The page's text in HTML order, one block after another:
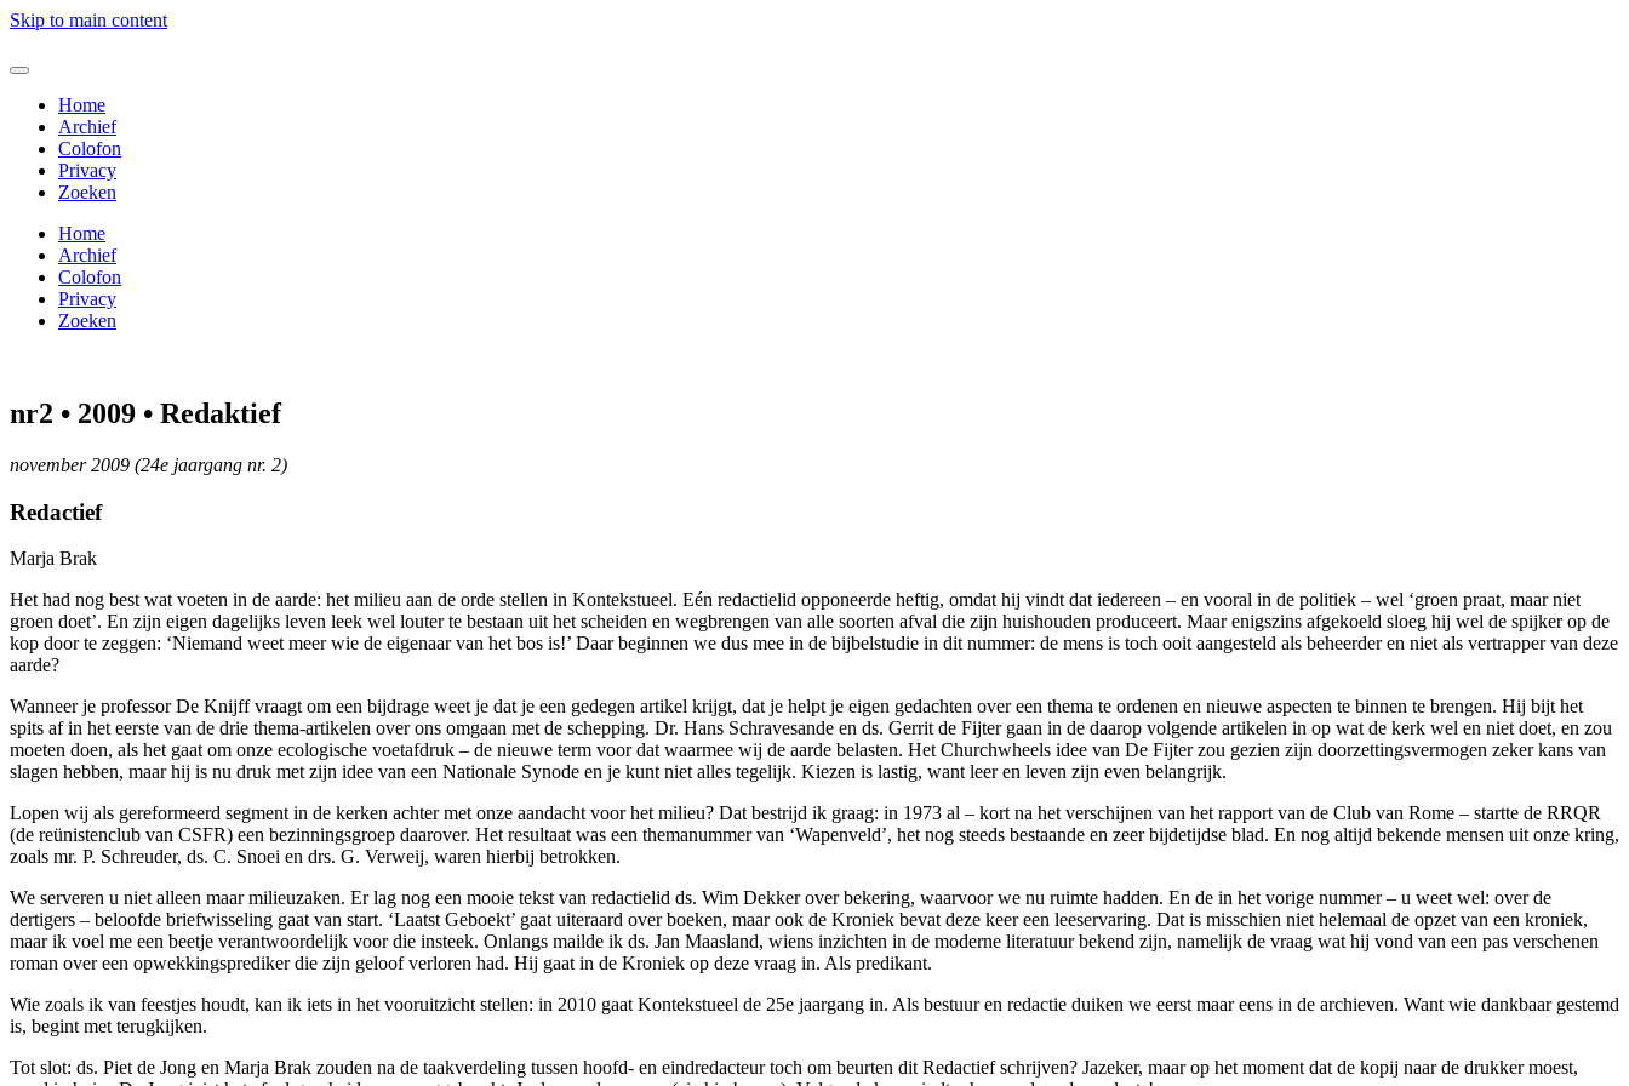
Skip to main content
Home
Archief
Colofon
Privacy
Zoeken
Home
Archief
Colofon
Privacy
Zoeken
nr2 • 2009 • Redaktief
november 2009 (24e jaargang nr. 2)
Redactief
Marja Brak
Het had nog best wat voeten in de aarde: het milieu aan de orde stellen in Kontekstueel. Eén redactielid opponeerde heftig, omdat hij vindt dat iedereen – en vooral in de politiek – wel ‘groen praat, maar niet
groen doet’. En zijn eigen dagelijks leven leek wel louter te bestaan uit het scheiden en wegbrengen van alle soorten afval die zijn huishouden produceert. Maar enigszins afgekoeld sloeg hij wel de spijker op de
kop door te zeggen: ‘Niemand weet meer wie de eigenaar van het bos is!’ Daar beginnen we dus mee in de bijbelstudie in dit nummer: de mens is toch ooit aangesteld als beheerder en niet als vertrapper van deze
aarde?
Wanneer je professor De Knijff vraagt om een bijdrage weet je dat je een gedegen artikel krijgt, dat je helpt je eigen gedachten over een thema te ordenen en nieuwe aspecten te binnen te brengen. Hij bijt het
spits af in het eerste van de drie thema-artikelen over ons omgaan met de schepping. Dr. Hans Schravesande en ds. Gerrit de Fijter gaan in de daarop volgende artikelen in op wat de kerk wel en niet doet, en zou
moeten doen, als het gaat om onze ecologische voetafdruk – de nieuwe term voor dat waarmee wij de aarde belasten. Het Churchwheels idee van De Fijter zou gezien zijn doorzettingsvermogen zeker kans van
slagen hebben, maar hij is nu druk met zijn idee van een Nationale Synode en je kunt niet alles tegelijk. Kiezen is lastig, want leer en leven zijn even belangrijk.
Lopen wij als gereformeerd segment in de kerken achter met onze aandacht voor het milieu? Dat bestrijd ik graag: in 1973 al – kort na het verschijnen van het rapport van de Club van Rome – startte de RRQR
(de reünistenclub van CSFR) een bezinningsgroep daarover. Het resultaat was een themanummer van ‘Wapenveld’, het nog steeds bestaande en zeer bijdetijdse blad. En nog altijd bekende mensen uit onze kring,
zoals mr. P. Schreuder, ds. C. Snoei en drs. G. Verweij, waren hierbij betrokken.
We serveren u niet alleen maar milieuzaken. Er lag nog een mooie tekst van redactielid ds. Wim Dekker over bekering, waarvoor we nu ruimte hadden. En de in het vorige nummer – u weet wel: over de
dertigers – beloofde briefwisseling gaat van start. ‘Laatst Geboekt’ gaat uiteraard over boeken, maar ook de Kroniek bevat deze keer een leeservaring. Dat is misschien niet helemaal de opzet van een kroniek,
maar ik voel me een beetje verantwoordelijk voor die insteek. Onlangs mailde ik ds. Jan Maasland, wiens inzichten in de moderne literatuur bekend zijn, namelijk de vraag wat hij vond van een pas verschenen
roman over een opwekkingsprediker die zijn geloof verloren had. Hij gaat in de Kroniek op deze vraag in. Als predikant.
Wie zoals ik van feestjes houdt, kan ik iets in het vooruitzicht stellen: in 2010 gaat Kontekstueel de 25e jaargang in. Als bestuur en redactie duiken we eerst maar eens in de archieven. Want wie dankbaar gestemd
is, begint met terugkijken.
Tot slot: ds. Piet de Jong en Marja Brak zouden na de taakverdeling tussen hoofd- en eindredacteur toch om beurten dit Redactief schrijven? Jazeker, maar op het moment dat de kopij naar de drukker moest,